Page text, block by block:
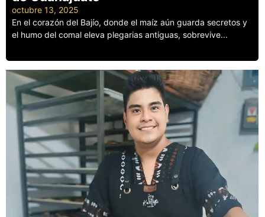
octubre 13, 2025
En el corazón del Bajío, donde el maíz aún guarda secretos y
el humo del comal eleva plegarias antiguas, sobrevive...